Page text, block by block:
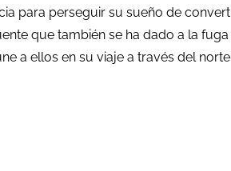
para perseguir su sueño de
que también se ha dado a la
a ellos en su viaje a través del